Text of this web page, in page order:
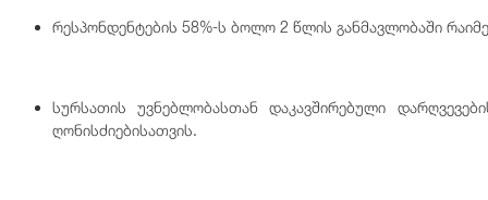
რესპონდენტების 58%-ს ბოლო 2 წლის განმავლობაში
სურსათის უვნებლობასთან დაკავშირებული
ღონისძიებისათვის.